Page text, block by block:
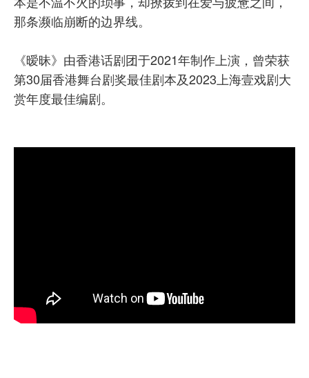
那条濒临崩断的边界线。
《暧昧》由香港话剧团于2021年制作上演，曾荣获
第30届香港舞台剧奖最佳剧本及2023上海壹戏剧大
赏年度最佳编剧。